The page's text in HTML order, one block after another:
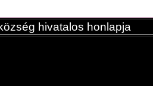
hivatalos honlapja